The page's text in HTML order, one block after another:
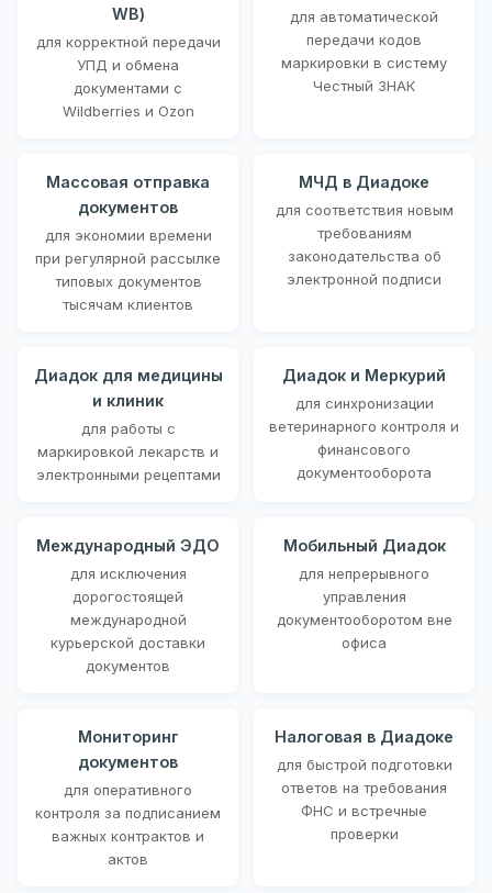
WB)
для корректной передачи
УПД и обмена
документами с
Wildberries и Ozon
для автоматической
передачи кодов
маркировки в систему
Честный ЗНАК
Массовая отправка
документов
для экономии времени
при регулярной рассылке
типовых документов
тысячам клиентов
МЧД в Диадоке
для соответствия новым
требованиям
законодательства об
электронной подписи
Диадок для медицины
и клиник
для работы с
маркировкой лекарств и
электронными рецептами
Диадок и Меркурий
для синхронизации
ветеринарного контроля и
финансового
документооборота
Международный ЭДО
для исключения
дорогостоящей
международной
курьерской доставки
документов
Мобильный Диадок
для непрерывного
управления
документооборотом вне
офиса
Мониторинг
документов
для оперативного
контроля за подписанием
важных контрактов и
актов
Налоговая в Диадоке
для быстрой подготовки
ответов на требования
ФНС и встречные
проверки